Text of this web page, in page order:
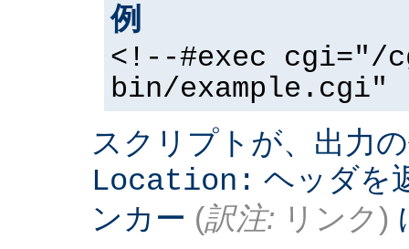
例
<!--#exec cgi="/
bin/example.cgi"
スクリプトが、出力
Location: ヘッダを
ンカー (訳注: リンク)